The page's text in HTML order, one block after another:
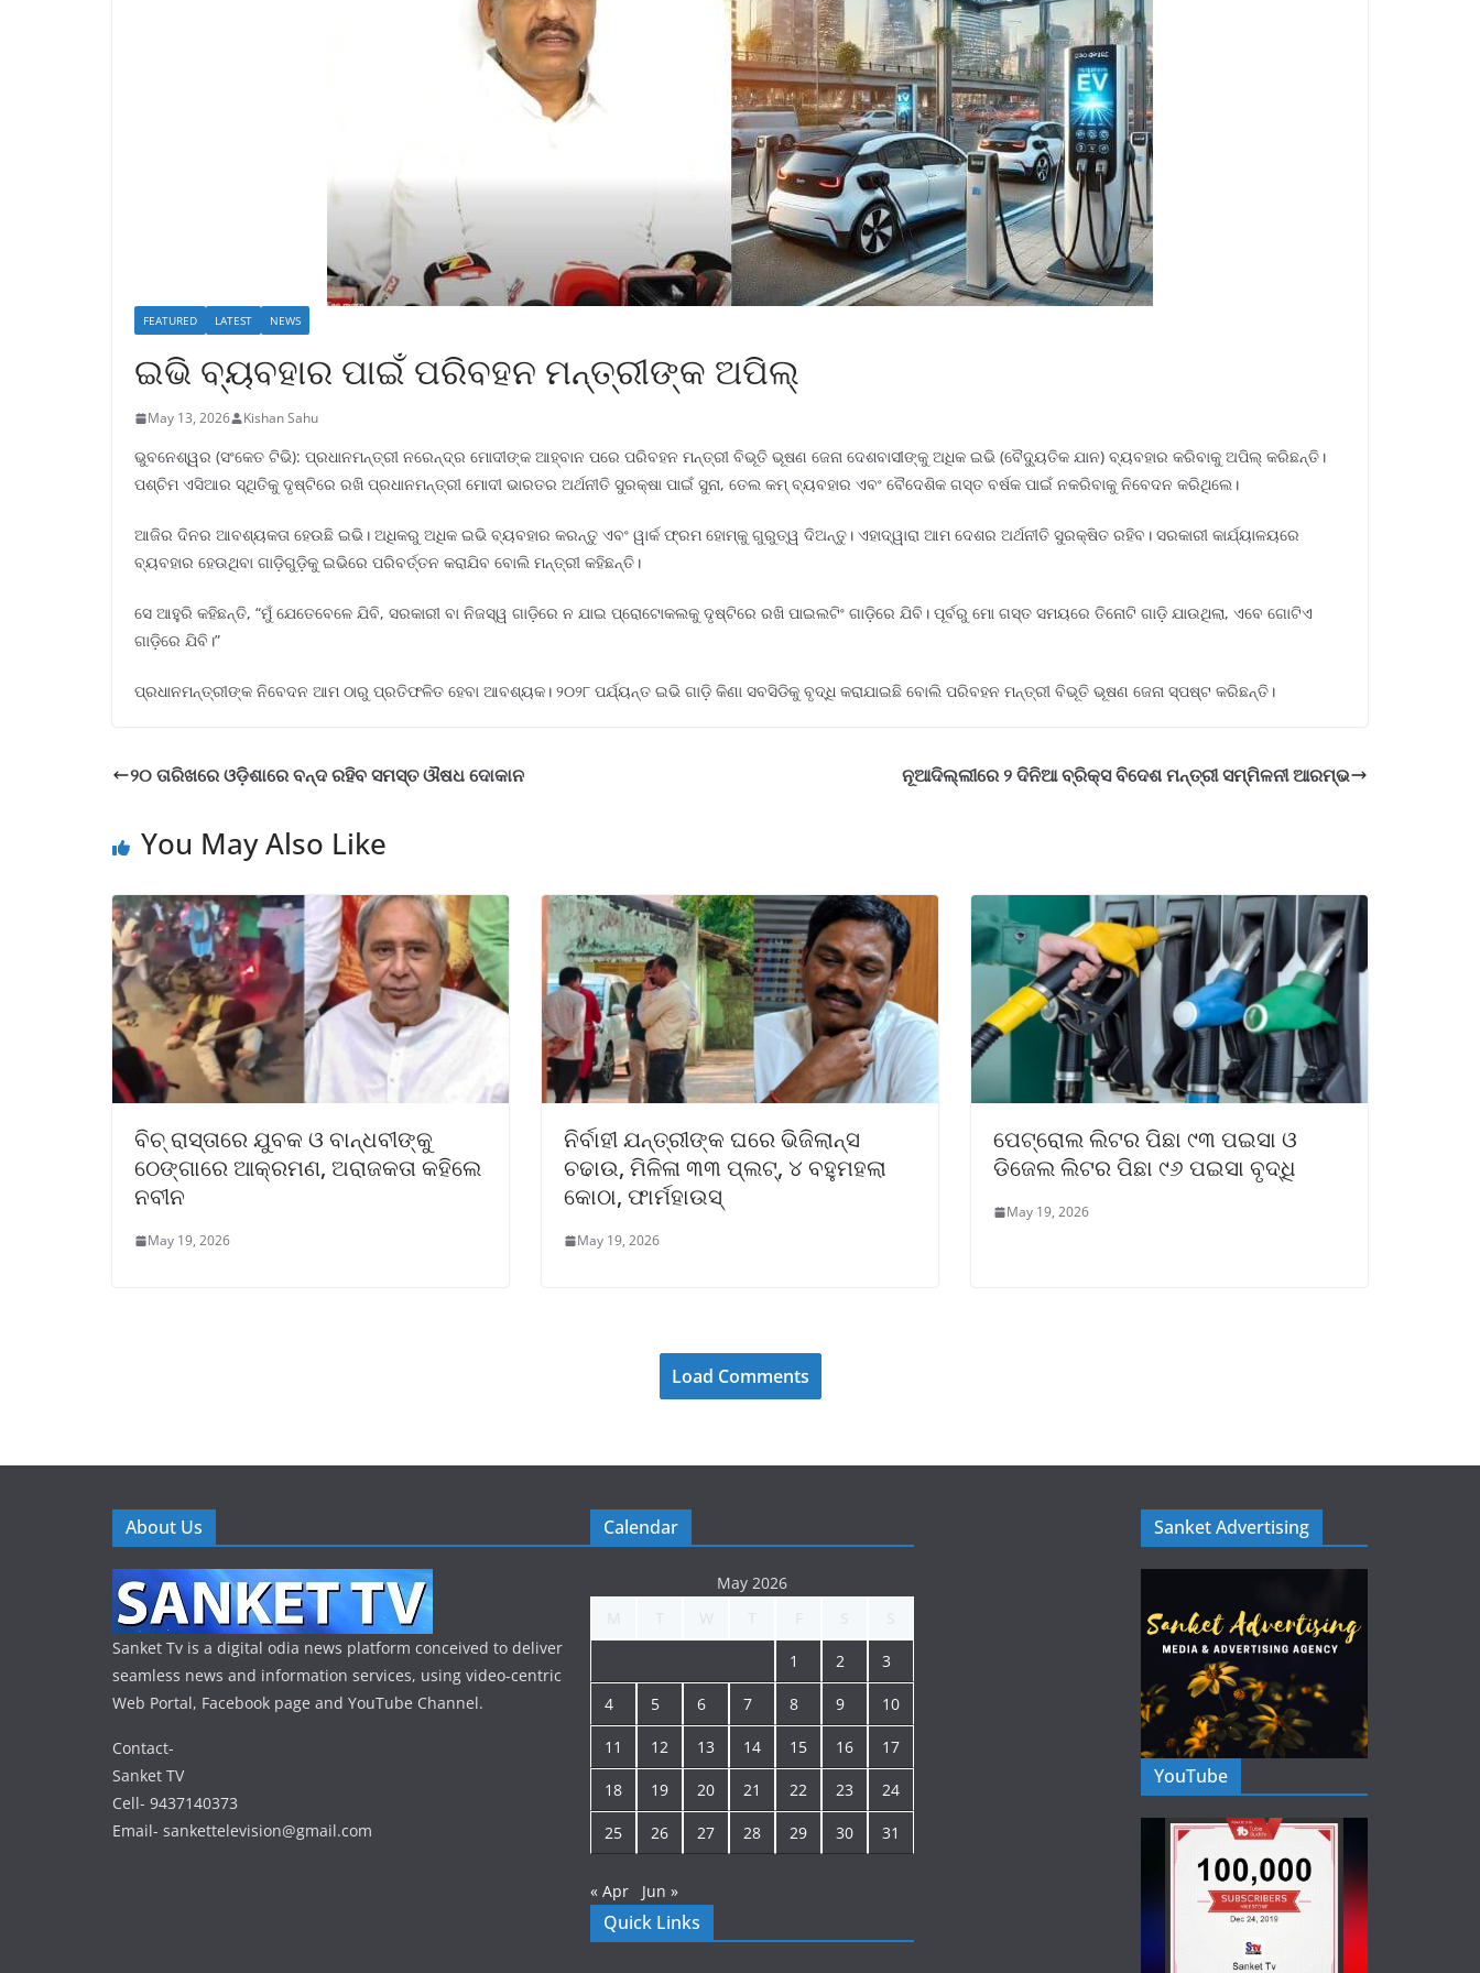
FEATURED LATEST NEWS
ଇଭି ବ୍ୟବହାର ପାଇଁ ପରିବହନ ମନ୍ତ୍ରୀଙ୍କ ଅପିଲ୍
May 13, 2026 Kishan Sahu
ଭୁବନେଶ୍ୱର (ସଂକେତ ଟିଭି): ପ୍ରଧାନମନ୍ତ୍ରୀ ନରେନ୍ଦ୍ର ମୋଦୀଙ୍କ ଆହ୍ବାନ ପରେ ପରିବହନ ମନ୍ତ୍ରୀ ବିଭୂତି ଭୂଷଣ ଜେନା ଦେଶବାସୀଙ୍କୁ ଅଧିକ ଇଭି (ବୈଦ୍ୟୁତିକ ଯାନ) ବ୍ୟବହାର କରିବାକୁ ଅପିଲ୍ କରିଛନ୍ତି।
ପଶ୍ଚିମ ଏସିଆର ସ୍ଥିତିକୁ ଦୃଷ୍ଟିରେ ରଖି ପ୍ରଧାନମନ୍ତ୍ରୀ ମୋଦୀ ଭାରତର ଅର୍ଥନୀତି ସୁରକ୍ଷା ପାଇଁ ସୁନା, ତେଲ କମ୍ ବ୍ୟବହାର ଏବଂ ବୈଦେଶିକ ଗସ୍ତ ବର୍ଷକ ପାଇଁ ନକରିବାକୁ ନିବେଦନ କରିଥିଲେ।
ଆଜିର ଦିନର ଆବଶ୍ୟକତା ହେଉଛି ଇଭି। ଅଧିକରୁ ଅଧିକ ଇଭି ବ୍ୟବହାର କରନ୍ତୁ ଏବଂ ୱାର୍କ ଫ୍ରମ ହୋମ୍କୁ ଗୁରୁତ୍ୱ ଦିଅନ୍ତୁ। ଏହାଦ୍ୱାରା ଆମ ଦେଶର ଅର୍ଥନୀତି ସୁରକ୍ଷିତ ରହିବ। ସରକାରୀ କାର୍ଯ୍ୟାଳୟରେ
ବ୍ୟବହାର ହେଉଥିବା ଗାଡ଼ିଗୁଡ଼ିକୁ ଇଭିରେ ପରିବର୍ତ୍ତନ କରାଯିବ ବୋଲି ମନ୍ତ୍ରୀ କହିଛନ୍ତି।
ସେ ଆହୁରି କହିଛନ୍ତି, “ମୁଁ ଯେତେବେଳେ ଯିବି, ସରକାରୀ ବା ନିଜସ୍ୱ ଗାଡ଼ିରେ ନ ଯାଇ ପ୍ରୋଟୋକଲକୁ ଦୃଷ୍ଟିରେ ରଖି ପାଇଲଟିଂ ଗାଡ଼ିରେ ଯିବି। ପୂର୍ବରୁ ମୋ ଗସ୍ତ ସମୟରେ ତିନୋଟି ଗାଡ଼ି ଯାଉଥିଲା, ଏବେ ଗୋଟିଏ
ଗାଡ଼ିରେ ଯିବି।”
ପ୍ରଧାନମନ୍ତ୍ରୀଙ୍କ ନିବେଦନ ଆମ ଠାରୁ ପ୍ରତିଫଳିତ ହେବା ଆବଶ୍ୟକ। ୨୦୨୮ ପର୍ଯ୍ୟନ୍ତ ଇଭି ଗାଡ଼ି କିଣା ସବସିଡିକୁ ବୃଦ୍ଧି କରାଯାଇଛି ବୋଲି ପରିବହନ ମନ୍ତ୍ରୀ ବିଭୂତି ଭୂଷଣ ଜେନା ସ୍ପଷ୍ଟ କରିଛନ୍ତି।
୨୦ ତାରିଖରେ ଓଡ଼ିଶାରେ ବନ୍ଦ ରହିବ ସମସ୍ତ ଔଷଧ ଦୋକାନ ନୂଆଦିଲ୍ଲୀରେ ୨ ଦିନିଆ ବ୍ରିକ୍ସ ବିଦେଶ ମନ୍ତ୍ରୀ ସମ୍ମିଳନୀ ଆରମ୍ଭ
You May Also Like
ବିଚ୍‌ ରାସ୍ତାରେ ଯୁବକ ଓ ବାନ୍ଧବୀଙ୍କୁ
ଠେଙ୍ଗାରେ ଆକ୍ରମଣ, ଅରାଜକତା କହିଲେ
ନବୀନ
May 19, 2026
ନିର୍ବାହୀ ଯନ୍ତ୍ରୀଙ୍କ ଘରେ ଭିଜିଲାନ୍ସ
ଚଢାଉ, ମିଳିଳା ୩୩ ପ୍ଲଟ୍, ୪ ବହୁମହଲା
କୋଠା, ଫାର୍ମହାଉସ୍
May 19, 2026
ପେଟ୍ରୋଲ ଲିଟର ପିଛା ୯୩ ପଇସା ଓ
ଡିଜେଲ ଲିଟର ପିଛା ୯୬ ପଇସା ବୃଦ୍ଧି
May 19, 2026
Load Comments
About Us
Sanket Tv is a digital odia news platform conceived to deliver
seamless news and information services, using video-centric
Web Portal, Facebook page and YouTube Channel.
Contact-
Sanket TV
Cell- 9437140373
Email- sankettelevision@gmail.com
Calendar
May 2026
1 2 3
4 5 6 7 8 9 10
11 12 13 14 15 16 17
18 19 20 21 22 23 24
25 26 27 28 29 30 31
« Apr Jun »
Quick Links
Sanket Advertising
YouTube